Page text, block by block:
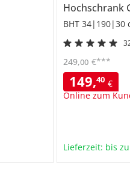
Hochschrank
BHT 34|190|30
149,40 €
Online zum
249,00 €***
Lieferzeit: bis